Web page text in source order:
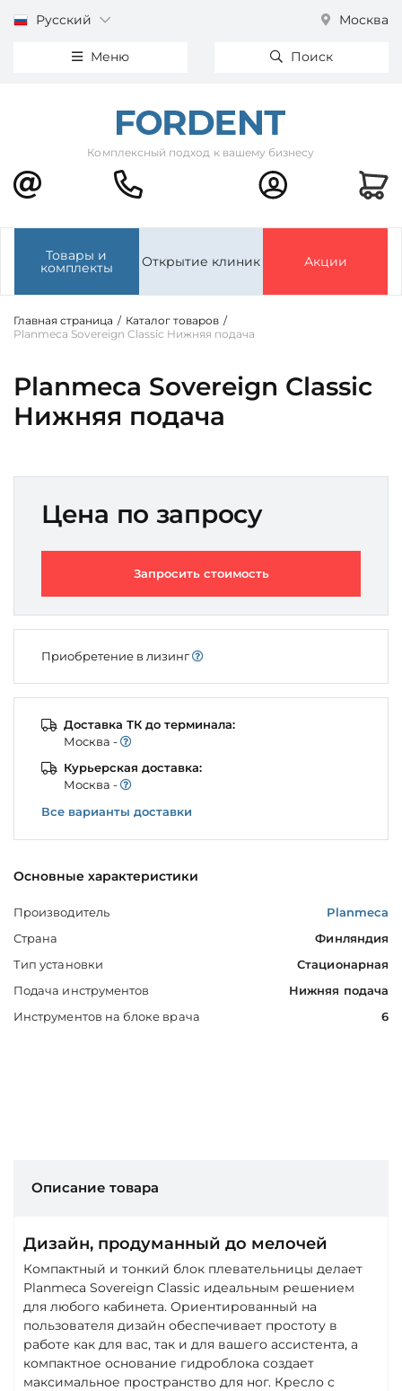
Русский Москва
Меню Поиск
Комплексный подход к вашему бизнесу
Товары и
комплекты Открытие клиник Акции
Главная страница / Каталог товаров /
Planmeca Sovereign Classic Нижняя подача
Planmeca Sovereign Classic
Нижняя подача
Основные характеристики
Производитель
Planmeca
Страна
Финляндия
Тип установки
Стационарная
Подача инструментов
Нижняя подача
Инструментов на блоке врача
6
Цена по запросу
Запросить стоимость
Приобретение в лизинг
Доставка ТК до терминала:
Моcква -
Курьерская доставка:
Моcква -
Все варианты доставки
Описание товара
Дизайн, продуманный до мелочей
Компактный и тонкий блок плевательницы делает
Planmeca Sovereign Classic идеальным решением
для любого кабинета. Ориентированный на
пользователя дизайн обеспечивает простоту в
работе как для вас, так и для вашего ассистента, а
компактное основание гидроблока создает
максимальное пространство для ног. Кресло с